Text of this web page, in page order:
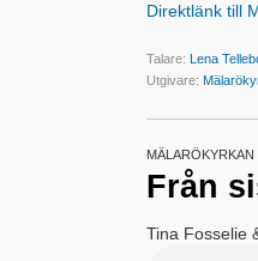
Direktlänk till
Talare: Lena
Utgivare:
MÄLARÖKYRKAN
Från
Tina Fosselie